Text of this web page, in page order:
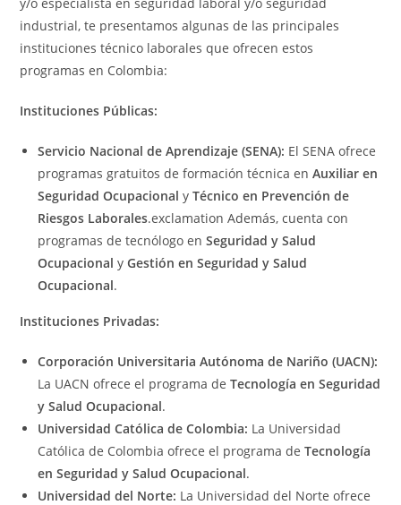
industrial, te presentamos algunas de las principales
instituciones técnico laborales que ofrecen estos
programas en Colombia:
Instituciones Públicas:
Servicio Nacional de Aprendizaje (SENA): El SENA ofrece
programas gratuitos de formación técnica enAuxiliar en
Seguridad Ocupacional yTécnico en Prevención de
Riesgos Laborales.exclamation Además, cuenta con
programas de tecnólogo enSeguridad y Salud
Ocupacional yGestión en Seguridad y Salud
Ocupacional.
Instituciones Privadas:
Corporación Universitaria Autónoma de Nariño (UACN):
La UACN ofrece el programa deTecnología en Seguridad
y Salud Ocupacional.
Universidad Católica de Colombia: La Universidad
Católica de Colombia ofrece el programa deTecnología
en Seguridad y Salud Ocupacional.
Universidad del Norte: La Universidad del Norte ofrece